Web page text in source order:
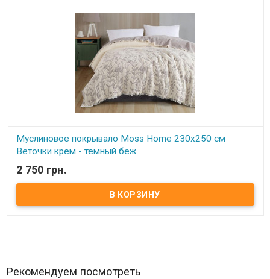
Муслиновое покрывало Moss Home 230x250 см
Веточки крем - темный беж
В наличии
Муслиновое покрывало Moss Home Размер: 230х250 см. Состав:
муслин, 100% хлопок. Упаковка: ПВХ Производитель: Moss Home
(Турция). Нежное, мягкое, приятное на ощупь покрывало из
2 750 грн.
Рекомендуем посмотреть